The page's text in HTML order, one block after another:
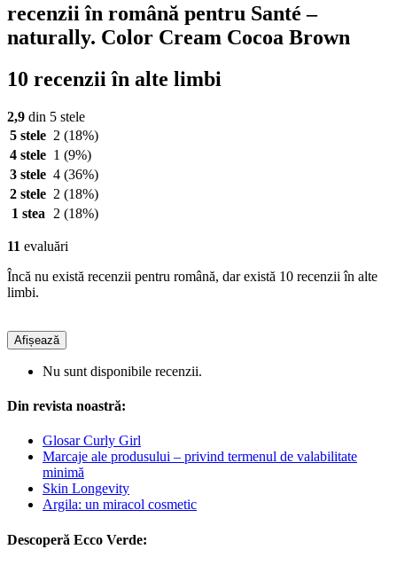
recenzii în română pentru Santé –
naturally. Color Cream Cocoa Brown
10 recenzii în alte limbi
2,9 din 5 stele
5 stele 2 (18%)
4 stele 1 (9%)
3 stele 4 (36%)
2 stele 2 (18%)
1 stea
2 (18%)
11 evaluări
Încă nu există recenzii pentru română, dar există 10 recenzii în alte
limbi.
Afișează
Nu sunt disponibile recenzii.
Din revista noastră:
Glosar Curly Girl
Marcaje ale produsului – privind termenul de valabilitate
minimă
Skin Longevity
Argila: un miracol cosmetic
Descoperă Ecco Verde: